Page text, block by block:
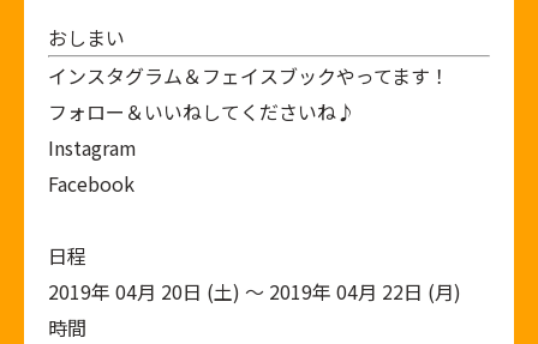
おしまい
インスタグラム＆フェイスブックやってます！
フォロー＆いいねしてくださいね♪
Instagram
Facebook
日程
2019年 04月 20日 (土) ～ 2019年 04月 22日 (月)
時間